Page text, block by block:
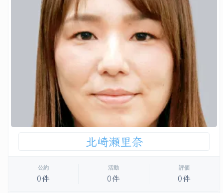
北崎瀬里奈
公約
0件
活動
0件
評価
0件